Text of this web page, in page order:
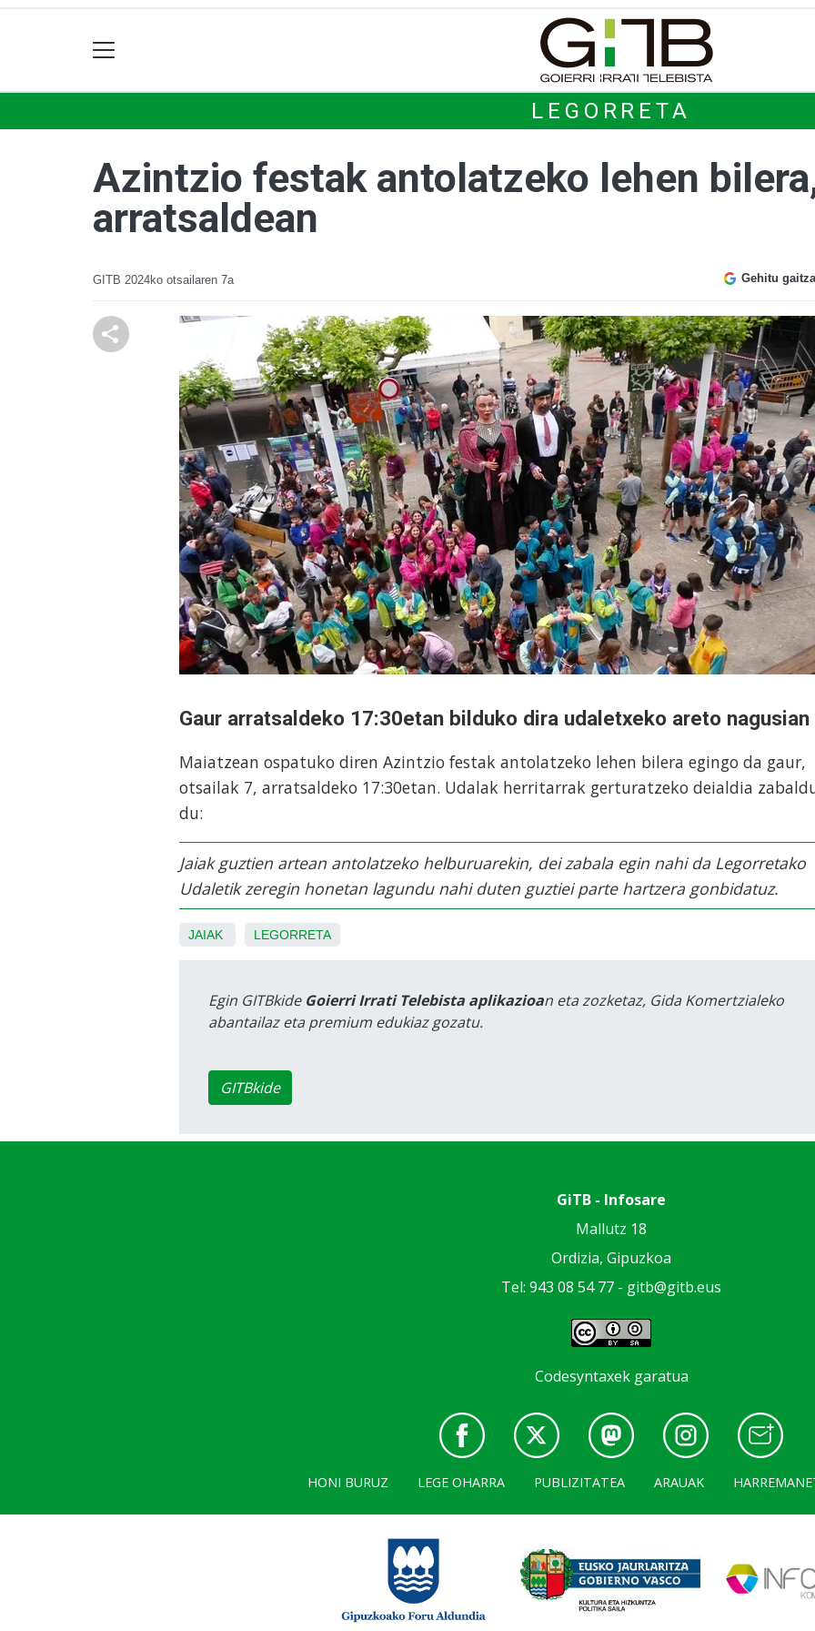
LEGORRETA
Azintzio festak antolatzeko lehen
arratsaldean
GITB 2024ko otsailaren 7a Gehitu
Gaur arratsaldeko 17:30etan bilduko dira udaletxeko areto nagusian
Maiatzean ospatuko diren Azintzio festak antolatzeko lehen bilera egingo da gaur,
otsailak 7, arratsaldeko 17:30etan. Udalak herritarrak gerturatzeko deialdia
du:
Jaiak guztien artean antolatzeko helburuarekin, dei zabala egin nahi da Legorretako
Udaletik zeregin honetan lagundu nahi duten guztiei parte hartzera gonbidatuz.
JAIAK LEGORRETA
Egin GITBkide Goierri Irrati Telebista aplikazioan eta zozketaz, Gida Komertzialeko
abantailaz eta premium edukiaz gozatu.
GITBkide
GiTB - Infosare
Mallutz 18
Ordizia, Gipuzkoa
Tel: 943 08 54 77 - gitb@gitb.eus
Codesyntaxek garatua
HONI BURUZ LEGE OHARRA PUBLIZITATEA ARAUAK